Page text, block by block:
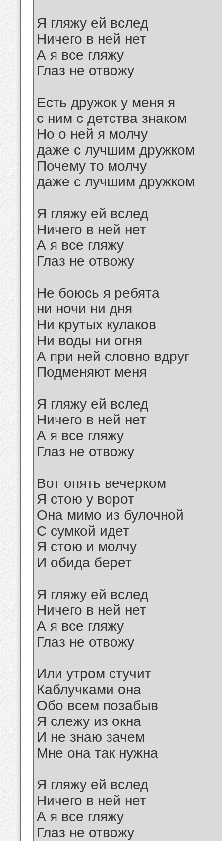
Я гляжу ей вслед
Ничего в ней нет
А я все гляжу
Глаз не отвожу
Есть дружок у меня я
с ним с детства знаком
Но о ней я молчу
даже с лучшим дружком
Почему то молчу
даже с лучшим дружком
Я гляжу ей вслед
Ничего в ней нет
А я все гляжу
Глаз не отвожу
Не боюсь я ребята
ни ночи ни дня
Ни крутых кулаков
Ни воды ни огня
А при ней словно вдруг
Подменяют меня
Я гляжу ей вслед
Ничего в ней нет
А я все гляжу
Глаз не отвожу
Вот опять вечерком
Я стою у ворот
Она мимо из булочной
С сумкой идет
Я стою и молчу
И обида берет
Я гляжу ей вслед
Ничего в ней нет
А я все гляжу
Глаз не отвожу
Или утром стучит
Каблучками она
Обо всем позабыв
Я слежу из окна
И не знаю зачем
Мне она так нужна
Я гляжу ей вслед
Ничего в ней нет
А я все гляжу
Глаз не отвожу